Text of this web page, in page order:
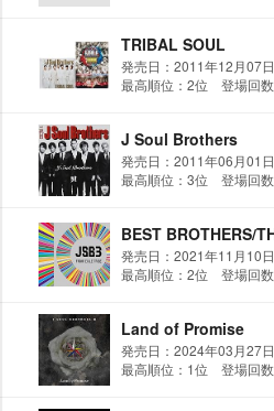
TRIBAL SOUL
発売日：2011年12月07日
最高順位：2位 登場回
J Soul Brothers
発売日：2011年06月01日
最高順位：3位 登場回
BEST BROTHERS/
発売日：2021年11月10日
最高順位：2位 登場回
Land of Promise
発売日：2024年03月27日
最高順位：1位 登場回